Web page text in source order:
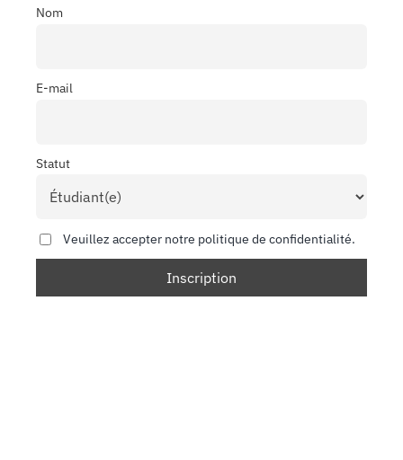
Nom
E-mail
Statut
Veuillez accepter notre politique de confidentialité.